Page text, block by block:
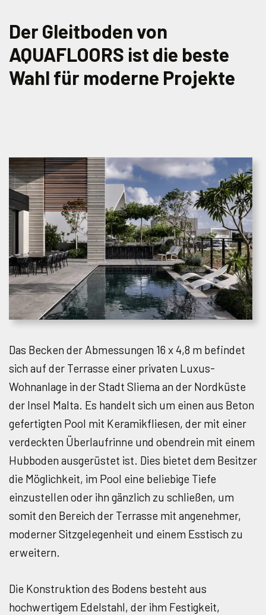
Der Gleitboden von
AQUAFLOORS ist die beste
Wahl für moderne Projekte
Das Becken der Abmessungen 16 x 4,8 m befindet
sich auf der Terrasse einer privaten Luxus-
Wohnanlage in der Stadt Sliema an der Nordküste
der Insel Malta. Es handelt sich um einen aus Beton
gefertigten Pool mit Keramikfliesen, der mit einer
verdeckten Überlaufrinne und obendrein mit einem
Hubboden ausgerüstet ist. Dies bietet dem Besitzer
die Möglichkeit, im Pool eine beliebige Tiefe
einzustellen oder ihn gänzlich zu schließen, um
somit den Bereich der Terrasse mit angenehmer,
moderner Sitzgelegenheit und einem Esstisch zu
erweitern.
Die Konstruktion des Bodens besteht aus
hochwertigem Edelstahl, der ihm Festigkeit,